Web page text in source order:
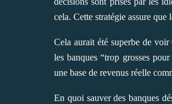
cela. Cette stratégie assure
Cela aurait été superbe de
les banques “trop grosses
une base de revenus réelle
En quoi sauver des banques